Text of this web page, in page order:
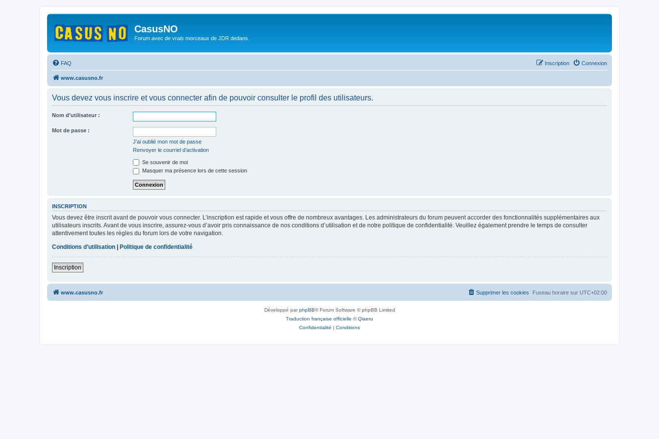
CasusNO
Forum avec de vrais morceaux de JDR dedans.
FAQ Connexion
Inscription
www.casusno.fr
Vous devez vous inscrire et vous connecter afin de pouvoir consulter le profil des utilisateurs.
Nom d’utilisateur :
Mot de passe :
J’ai oublié mon mot de passe
Renvoyer le courriel d’activation
Se souvenir de moi
Masquer ma présence lors de cette session
INSCRIPTION
Vous devez être inscrit avant de pouvoir vous connecter. L’inscription est rapide et vous offre de nombreux avantages. Les administrateurs du forum peuvent accorder des fonctionnalités supplémentaires aux
utilisateurs inscrits. Avant de vous inscrire, assurez-vous d’avoir pris connaissance de nos conditions d’utilisation et de notre politique de confidentialité. Veuillez également prendre le temps de consulter
attentivement toutes les règles du forum lors de votre navigation.
Conditions d’utilisation
Politique de confidentialité
Inscription
www.casusno.fr Fuseau horaire sur UTC+02:00
Supprimer les cookies
Développé parphpBB® Forum Software © phpBB Limited
Traduction française officielle ©Qiaeru
Confidentialité | Conditions